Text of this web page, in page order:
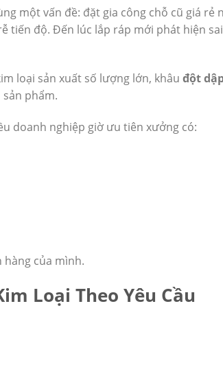
một vấn đề: đặt gia công chỗ cũ giá rẻ
tiến độ. Đến lúc lắp ráp mới phát hiện
loại sản xuất số lượng lớn, khâu đột
phẩm.
doanh nghiệp giờ ưu tiên xưởng có:
hàng của mình.
Loại Theo Yêu Cầu